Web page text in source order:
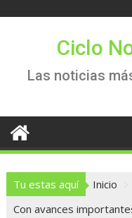
Ciclo
Las noticias
Tu estas aquí Inicio
Con avances